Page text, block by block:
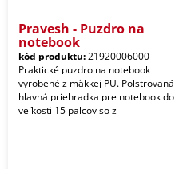
Pravesh - Puzdro na
notebook
kód produktu:21920006000
Praktické puzdro na notebook
vyrobené z mäkkej PU. Polstrovaná
hlavná priehradka pre notebook do
veľkosti 15 palcov so z